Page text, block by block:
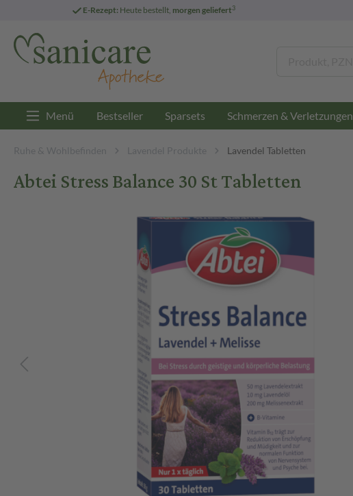
E-Rezept: Heute bestellt, morgen geliefert3
Menü Bestseller Sparsets Schmerzen & Verletzungen
Ruhe & Wohlbefinden Lavendel Produkte Lavendel Tabletten
Abtei Stress Balance 30 St Tabletten